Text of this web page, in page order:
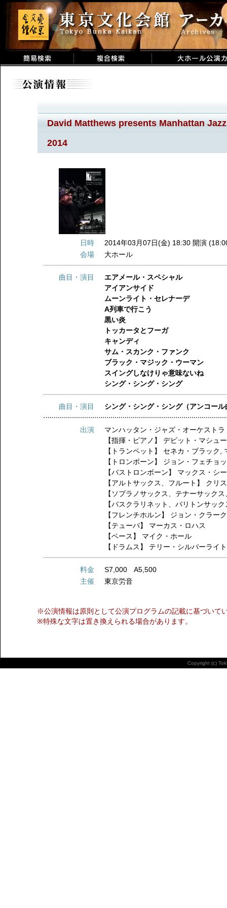
David Matthews presents Manhattan
2014
日時
2014年03月07日(金) 18:30 開演
会場
大ホール
曲目・演目
エアメール・スペシャル
アイアンサイド
ムーンライト・セレナーデ
A列車で行こう
黒い炎
トッカータとフーガ
キャンディ
サム・スカンク・ファンク
ブラック・マジック・ウーマン
スイングしなけりゃ意味ないね
シング・シング・シング
曲目・演目 シング・シング・シング（アンコール
出演
マンハッタン・ジャズ・オーケストラ
【指揮・ピアノ】デビット・マシュ
【トランペット】 セネカ・ブラック
【トロンボーン】 ジョン・フェチョ
【バストロンボーン】 マックス・シ
【アルトサックス、フルート】 クリ
【ソプラノサックス、テナーサック
【バスクラリネット、バリトンサッ
【フレンチホルン】 ジョン・クラーク
【テューバ】 マーカス・ロハス
【ベース】 マイク・ホール
【ドラムス】 テリー・シルバーライト
料金
S7,000 A5,500
主催
東京労音
※公演情報は原則として公演プログラムの記載に基づいて
※特殊な文字は置き換えられる場合があります。
Copyright (c)